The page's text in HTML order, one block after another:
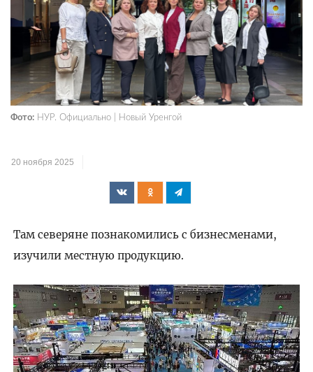
Фото: НУР. Официально | Новый Уренгой
20 ноября 2025
Там северяне познакомились с бизнесменами,
изучили местную продукцию.